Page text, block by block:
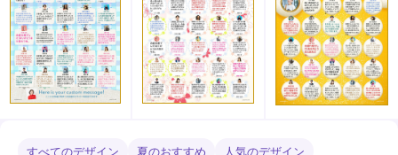
すべてのデザイン 夏のおすすめ 人気のデザイン